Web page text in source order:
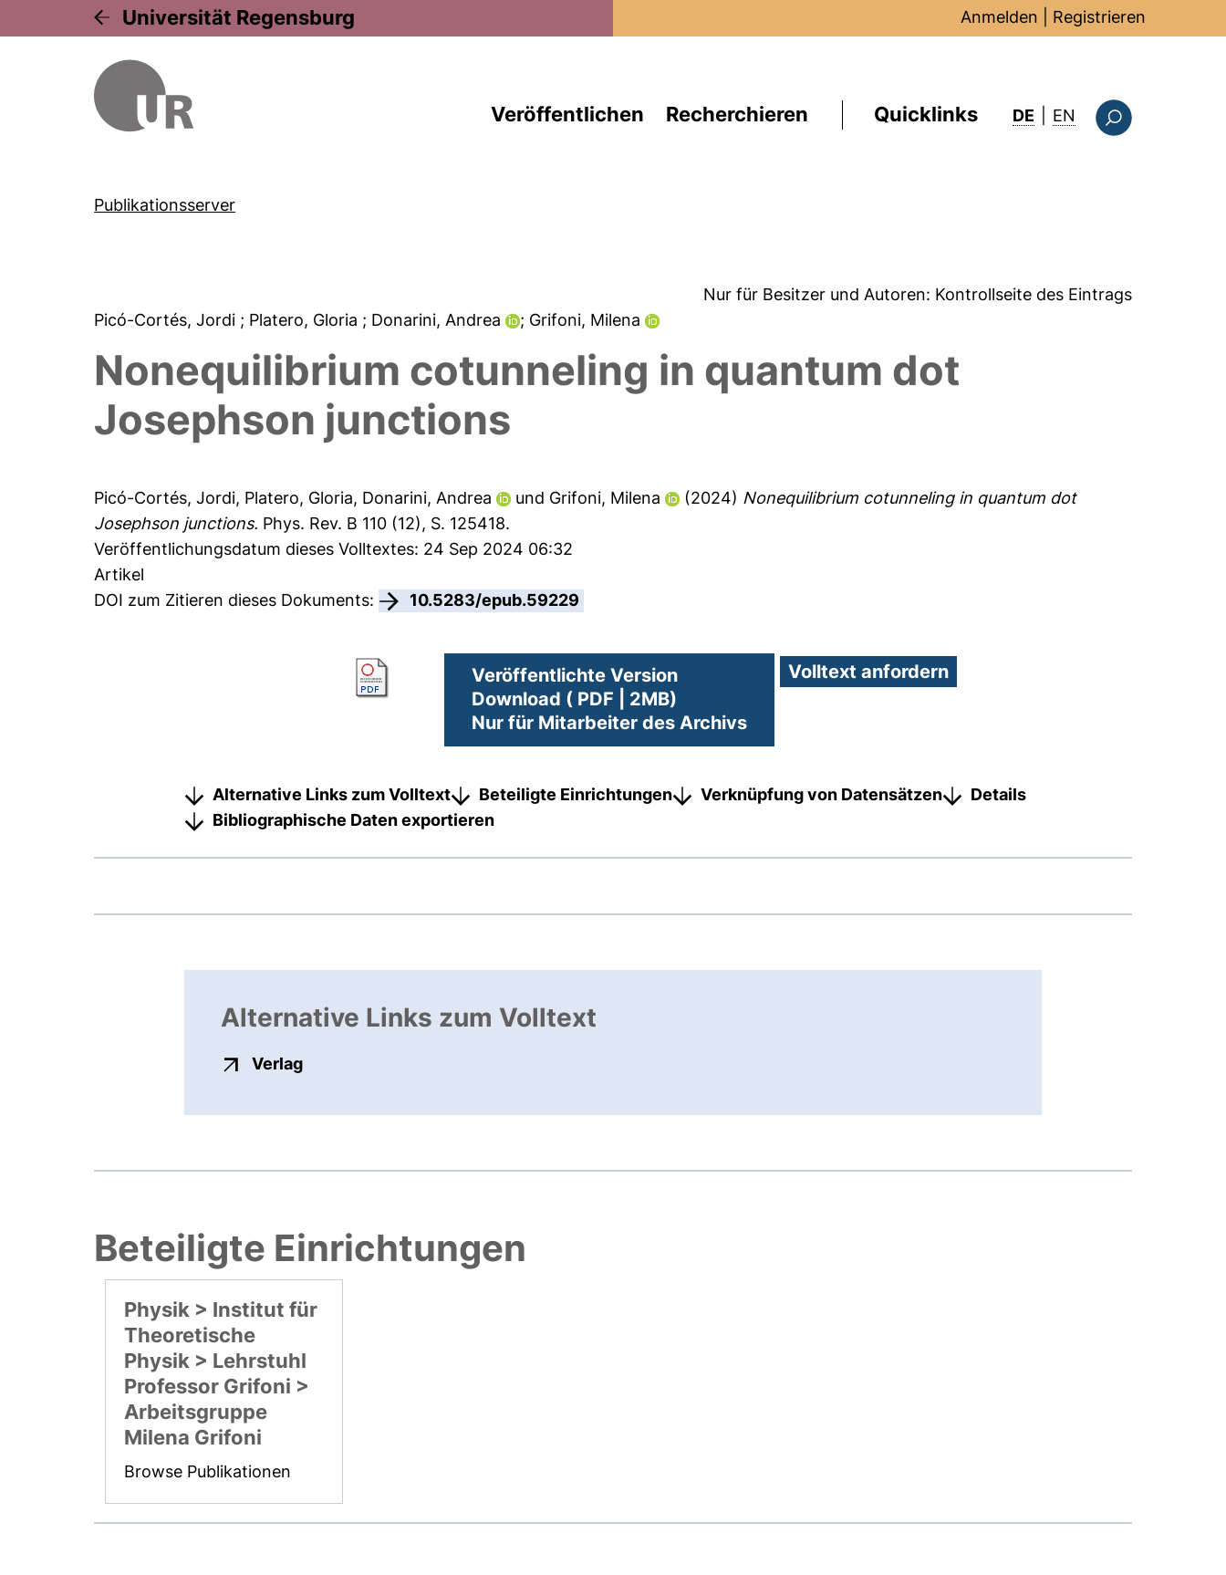
Universität Regensburg Anmelden Registrieren
Veröffentlichen Recherchieren Quicklinks DE EN : this page in
Publikationsserver
Nur für Besitzer und Autoren: Kontrollseite des Eintrags
Picó-Cortés, Jordi ; Platero, Gloria ; Donarini, Andrea ; Grifoni, Milena
Nonequilibrium cotunneling in quantum dot
Josephson junctions
Picó-Cortés, Jordi, Platero, Gloria, Donarini, Andrea und Grifoni, Milena (2024) Nonequilibrium cotunneling in quantum dot
Josephson junctions. Phys. Rev. B 110 (12), S. 125418.
Veröffentlichungsdatum dieses Volltextes: 24 Sep 2024 06:32
Artikel
DOI zum Zitieren dieses Dokuments:
10.5283/epub.59229
Veröffentlichte Version
Download ( PDF | 2MB)
Nur für Mitarbeiter des Archivs
Alternative Links zum Volltext Beteiligte Einrichtungen Verknüpfung von Datensätzen
Details
Bibliographische Daten exportieren
Alternative Links zum Volltext
Verlagexterner Link, öffnet neues Fenster
Beteiligte Einrichtungen
Physik > Institut für
Theoretische
Physik > Lehrstuhl
Professor Grifoni >
Arbeitsgruppe
Milena Grifoni
Browse Publikationen